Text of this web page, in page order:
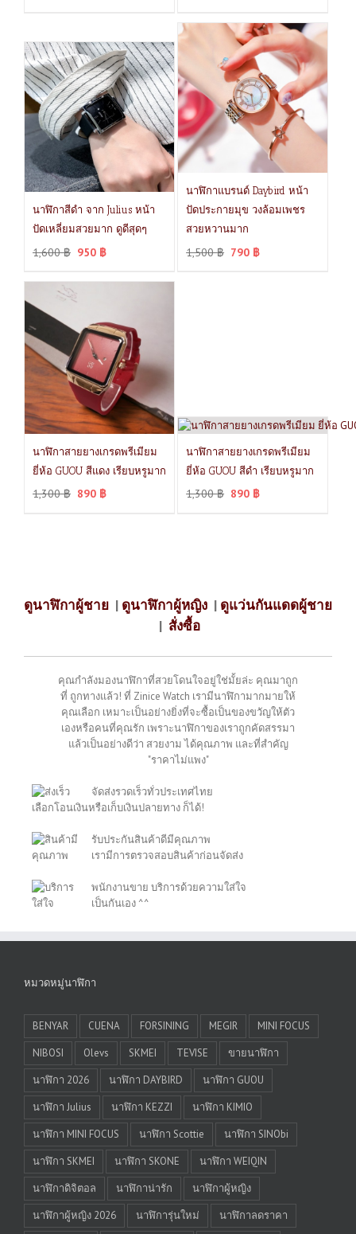
นาฬิกาสีดำ จาก Julius หน้า
ปัดเหลี่ยมสวยมาก ดูดีสุดๆ
1,600฿ 950 ฿
นาฬิกาแบรนด์ Daybird หน้า
ปัดประกายมุข วงล้อมเพชร
สวยหวานมาก
1,500฿ 790 ฿
นาฬิกาสายยางเกรดพรีเมียม
ยี่ห้อ GUOU สีแดง เรียบหรูมาก
1,300฿ 890 ฿
นาฬิกาสายยางเกรดพรีเมียม
ยี่ห้อ GUOU สีดำ เรียบหรูมาก
1,300฿ 890 ฿
ดูนาฬิกาผู้ชาย | ดูนาฬิกาผู้หญิง | ดูแว่นกันแดดผู้ชาย
| สั่งซื้อ
คุณกำลังมองนาฬิกาที่สวยโดนใจอยู่ใช่มั้ยล่ะ คุณมาถูก
ที่ ถูกทางแล้ว! ที่ Zinice Watch เรามีนาฬิกามากมายให้
คุณเลือก เหมาะเป็นอย่างยิ่งที่จะซื้อเป็นของขวัญให้ตัว
เองหรือคนที่คุณรัก เพราะนาฬิกาของเราถูกคัดสรรมา
แล้วเป็นอย่างดีว่า สวยงาม ได้คุณภาพ และที่สำคัญ
"ราคาไม่แพง"
จัดส่งรวดเร็วทั่วประเทศไทย
เลือกโอนเงินหรือเก็บเงินปลายทาง ก็ได้!
รับประกันสินค้าดีมีคุณภาพ
เรามีการตรวจสอบสินค้าก่อนจัดส่ง
พนักงานขาย บริการด้วยความใส่ใจ
เป็นกันเอง ^^
หมวดหมู่นาฬิกา
BENYAR CUENA FORSINING MEGIR
MINI FOCUS
NIBOSI
Olevs SKMEI TEVISE
ขายนาฬิกา
นาฬิกา 2026
นาฬิกา DAYBIRD
นาฬิกา GUOU
นาฬิกา Julius
นาฬิกา KEZZI
นาฬิกา KIMIO
นาฬิกา MINI FOCUS
นาฬิกา Scottie
นาฬิกา SINObi
นาฬิกา SKMEI
นาฬิกา SKONE
นาฬิกา WEIQIN
นาฬิกาดิจิตอล
นาฬิกาน่ารัก
นาฬิกาผู้หญิง
นาฬิกาผู้หญิง 2026
นาฬิการุ่นใหม่
นาฬิกาลดราคา